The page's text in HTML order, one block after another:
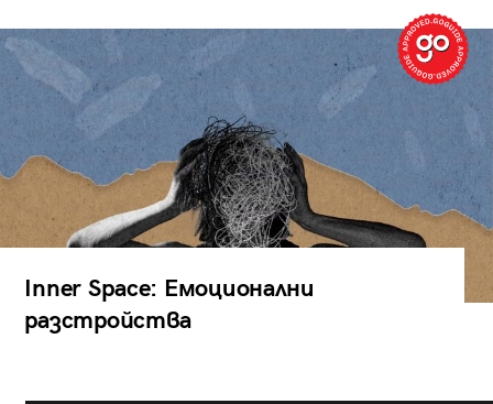
Inner Space: Емоционални
разстройства